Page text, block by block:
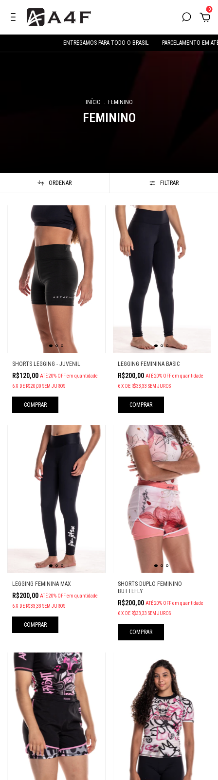
0
ENTREGAMOS PARA TODO O BRASIL PARCELAMENTO EM ATÉ 6X SEM JUROS
INÍCIO . FEMININO
FEMININO
ORDENAR FILTRAR
SHORTS LEGGING - JUVENIL
R$120,00 ATÉ 20% OFFem quantidade
6X DE R$20,00 SEM JUROS
COMPRAR
LEGGING FEMININA BASIC
R$200,00 ATÉ 20% OFF em quantidade
6 X DE R$33,33 SEM JUROS
COMPRAR
LEGGING FEMININA MAX
R$200,00 ATÉ 20% OFFem quantidade
6X DE R$33,33 SEM JUROS
COMPRAR
SHORTS DUPLO FEMININO
BUTTEFLY
R$200,00 ATÉ 20% OFF em quantidade
6 X DE R$33,33 SEM JUROS
COMPRAR